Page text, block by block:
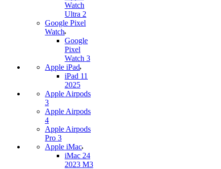
Watch
Ultra 2
Google Pixel
Watch
Google
Pixel
Watch 3
Apple iPad
iPad 11
2025
Apple Airpods
3
Apple Airpods
4
Apple Airpods
Pro 3
Apple iMac
iMac 24
2023 M3